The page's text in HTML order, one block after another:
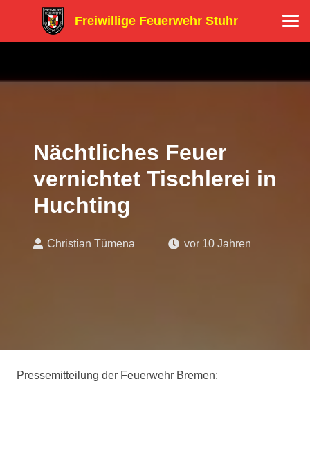
Freiwillige Feuerwehr Stuhr
Nächtliches Feuer
vernichtet Tischlerei in
Huchting
Christian Tümena vor 10 Jahren
Pressemitteilung der Feuerwehr Bremen: